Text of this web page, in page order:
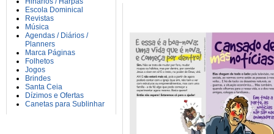
Escola Dominical
Revistas
Música
Agendas / Diários /
Planners
Marca Páginas
Folhetos
Jogos
Brindes
Santa Ceia
Dízimos e Ofertas
Canetas para Sublinhar